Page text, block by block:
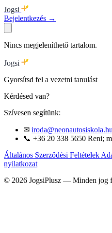
Jogsi
Bejelentkezés →
Nincs megjeleníthető tartalom.
Jogsi
Gyorsítsd fel a vezetni tanulást
Kérdésed van?
Szívesen segítünk:
✉ iroda@neonautosiskola.hu
📞 +36 20 338 5650 Reni;
Általános Szerződési Feltételek
nyilatkozat
© 2026 JogsiPlusz — Minden jog